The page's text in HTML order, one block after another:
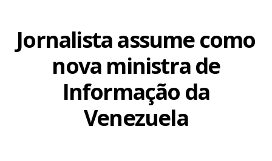
Jornalista assume como
nova ministra de
Informação da
Venezuela